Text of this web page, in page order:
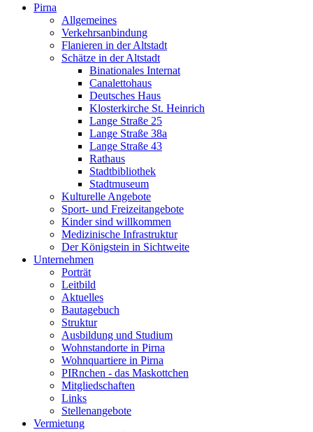
Pirna
Allgemeines
Verkehrsanbindung
Flanieren in der Altstadt
Schätze in der Altstadt
Binationales Internat
Canalettohaus
Deutsches Haus
Klosterkirche St. Heinrich
Lange Straße 25
Lange Straße 38a
Lange Straße 43
Rathaus
Stadtbibliothek
Stadtmuseum
Kulturelle Angebote
Sport- und Freizeitangebote
Kinder sind willkommen
Medizinische Infrastruktur
Der Königstein in Sichtweite
Unternehmen
Porträt
Leitbild
Aktuelles
Bautagebuch
Struktur
Ausbildung und Studium
Wohnstandorte in Pirna
Wohnquartiere in Pirna
PIRnchen - das Maskottchen
Mitgliedschaften
Links
Stellenangebote
Vermietung